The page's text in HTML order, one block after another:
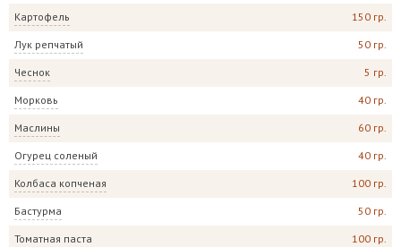
Картофель 150 гр.
Лук репчатый 50 гр.
Чеснок 5 гр.
Морковь 40 гр.
Маслины 60 гр.
Огурец соленый 40 гр.
Колбаса копченая 100 гр.
Бастурма 50 гр.
Томатная паста 100 гр.